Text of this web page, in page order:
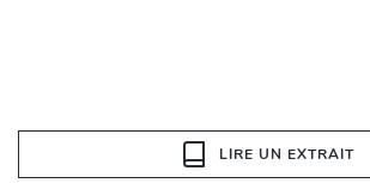
LIRE UN EXTRAIT